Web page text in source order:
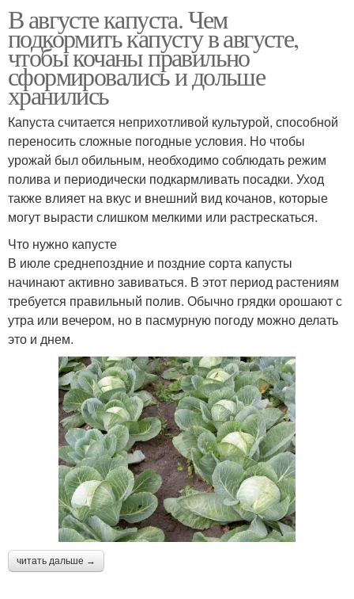
В августе капуста. Чем
подкормить капусту в августе,
чтобы кочаны правильно
сформировались и дольше
хранились
Капуста считается неприхотливой культурой, способной
переносить сложные погодные условия. Но чтобы
урожай был обильным, необходимо соблюдать режим
полива и периодически подкармливать посадки. Уход
также влияет на вкус и внешний вид кочанов, которые
могут вырасти слишком мелкими или растрескаться.
Что нужно капусте
В июле среднепоздние и поздние сорта капусты
начинают активно завиваться. В этот период растениям
требуется правильный полив. Обычно грядки орошают с
утра или вечером, но в пасмурную погоду можно делать
это и днем.
читать дальше →